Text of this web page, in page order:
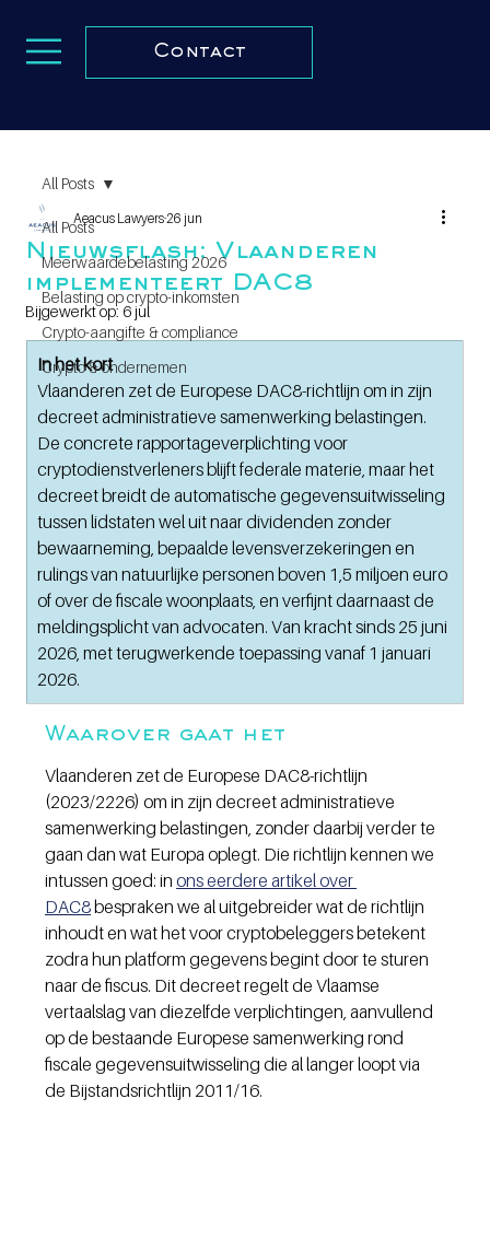
Contact
All Posts
Meerwaardebelasting 2026
Belasting op crypto-inkomsten
Crypto-aangifte & compliance
Crypto & ondernemen
All Posts
Nieuwsflash: Vlaanderen
implementeert DAC8
Aeacus Lawyers26 jun
Bijgewerkt op: 6 jul
In het kort
Vlaanderen zet de Europese DAC8-richtlijn om in zijn
decreet administratieve samenwerking belastingen.
De concrete rapportageverplichting voor
cryptodienstverleners blijft federale materie, maar het
decreet breidt de automatische gegevensuitwisseling
tussen lidstaten wel uit naar dividenden zonder
bewaarneming, bepaalde levensverzekeringen en
rulings van natuurlijke personen boven 1,5 miljoen euro
of over de fiscale woonplaats, en verfijnt daarnaast de
meldingsplicht van advocaten. Van kracht sinds 25 juni
2026, met terugwerkende toepassing vanaf 1 januari
2026.
Waarover gaat het
Vlaanderen zet de Europese DAC8-richtlijn
(2023/2226) om in zijn decreet administratieve
samenwerking belastingen, zonder daarbij verder te
gaan dan wat Europa oplegt. Die richtlijn kennen we
intussen goed: in ons eerdere artikel over
DAC8 bespraken we al uitgebreider wat de richtlijn
inhoudt en wat het voor cryptobeleggers betekent
zodra hun platform gegevens begint door te sturen
naar de fiscus. Dit decreet regelt de Vlaamse
vertaalslag van diezelfde verplichtingen, aanvullend
op de bestaande Europese samenwerking rond
fiscale gegevensuitwisseling die al langer loopt via
de Bijstandsrichtlijn 2011/16.